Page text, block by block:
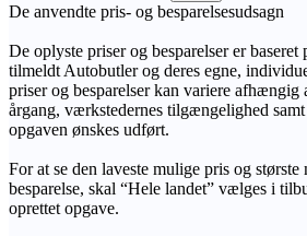
De anvendte pris- og besparelsesudsagn
De oplyste priser og besparelser er
tilmeldt Autobutler og deres egne,
priser og besparelser kan variere
årgang, værkstedernes tilgængelighed
opgaven ønskes udført.
For at se den laveste mulige pris og
besparelse, skal “Hele landet” vælges i
oprettet opgave.